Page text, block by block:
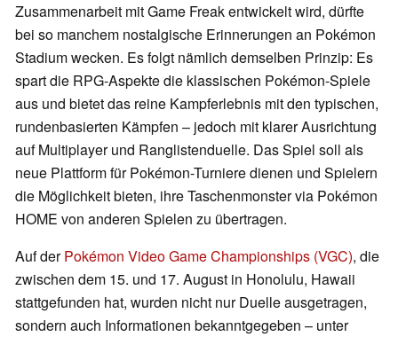
Zusammenarbeit mit Game Freak entwickelt wird, dürfte
bei so manchem nostalgische Erinnerungen an Pokémon
Stadium wecken. Es folgt nämlich demselben Prinzip: Es
spart die RPG-Aspekte die klassischen Pokémon-Spiele
aus und bietet das reine Kampferlebnis mit den typischen,
rundenbasierten Kämpfen – jedoch mit klarer Ausrichtung
auf Multiplayer und Ranglistenduelle. Das Spiel soll als
neue Plattform für Pokémon-Turniere dienen und Spielern
die Möglichkeit bieten, ihre Taschenmonster via Pokémon
HOME von anderen Spielen zu übertragen.
Auf derPokémon Video Game Championships (VGC), die
zwischen dem 15. und 17. August in Honolulu, Hawaii
stattgefunden hat, wurden nicht nur Duelle ausgetragen,
sondern auch Informationen bekanntgegeben – unter